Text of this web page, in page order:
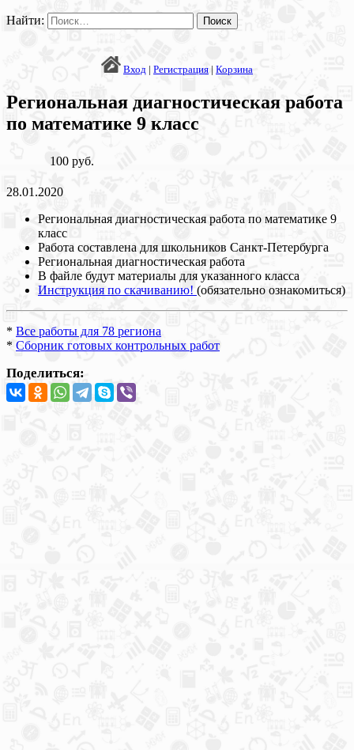
Найти:
Вход | Регистрация | Корзина
Региональная диагностическая работа
по математике 9 класс
100 руб.
28.01.2020
Региональная диагностическая работа по математике 9
класс
Работа составлена для школьников Санкт-Петербурга
Региональная диагностическая работа
В файле будут материалы для указанного класса
Инструкция по скачиванию! (обязательно ознакомиться)
* Все работы для 78 региона
* Сборник готовых контрольных работ
Поделиться: